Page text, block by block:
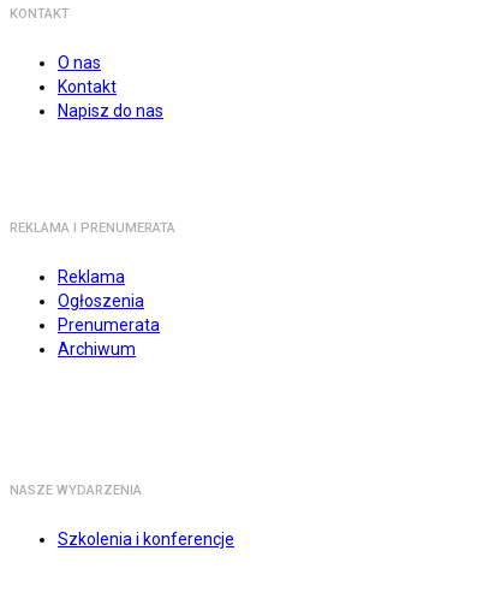
KONTAKT
O nas
Kontakt
Napisz do nas
REKLAMA I PRENUMERATA
Reklama
Ogłoszenia
Prenumerata
Archiwum
NASZE WYDARZENIA
Szkolenia i konferencje